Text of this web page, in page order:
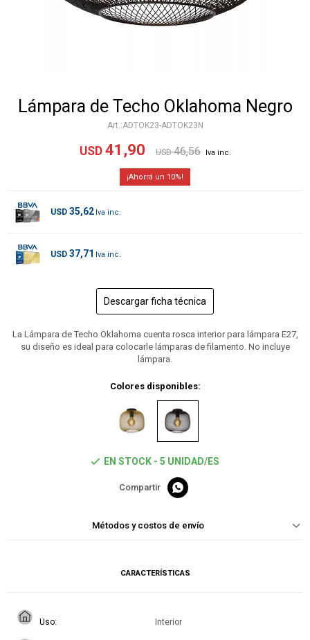
Lámpara de Techo Oklahoma Negro
ADTOK23-ADTOK23N
USD 41,90 USD 46,56
10
USD 35,62
USD 37,71
Descargar ficha técnica
La Lámpara de Techo Oklahoma cuenta rosca interior para lámpara E27,
su diseño es ideal para colocarle lámparas de filamento. No incluye
lámpara.
Colores disponibles:
EN STOCK - 5 UNIDAD/ES

Métodos y costos de envío
CARACTERÍSTICAS
Uso Interior